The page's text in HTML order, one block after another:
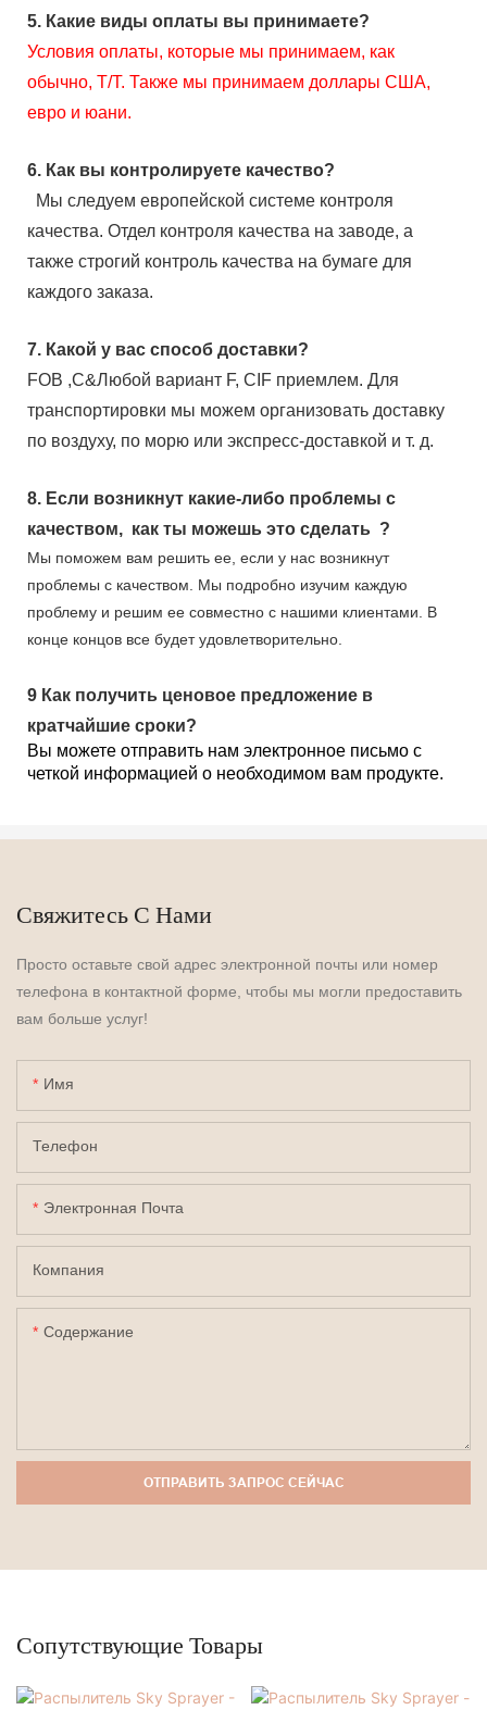
5. Какие виды оплаты вы принимаете?
Условия оплаты, которые мы принимаем, как
обычно, T/T. Также мы принимаем доллары США,
евро и юани.
6. Как вы контролируете качество?
Мы следуем европейской системе контроля
качества. Отдел контроля качества на заводе, а
также строгий контроль качества на бумаге для
каждого заказа.
7. Какой у вас способ доставки?
FOB ,C&Любой вариант F, CIF приемлем. Для
транспортировки мы можем организовать доставку
по воздуху, по морю или экспресс-доставкой и т. д.
8. Если возникнут какие-либо проблемы с
качеством, как ты можешь это сделать ?
Мы поможем вам решить ее, если у нас возникнут
проблемы с качеством. Мы подробно изучим каждую
проблему и решим ее совместно с нашими клиентами. В
конце концов все будет удовлетворительно.
9 Как получить ценовое предложение в
кратчайшие сроки?
Вы можете отправить нам электронное письмо с
четкой информацией о необходимом вам продукте.
Свяжитесь С Нами
Просто оставьте свой адрес электронной почты или номер
телефона в контактной форме, чтобы мы могли предоставить
вам больше услуг!
Имя
Телефон
Электронная Почта
Компания
Содержание
ОТПРАВИТЬ ЗАПРОС СЕЙЧАС
Сопутствующие Товары